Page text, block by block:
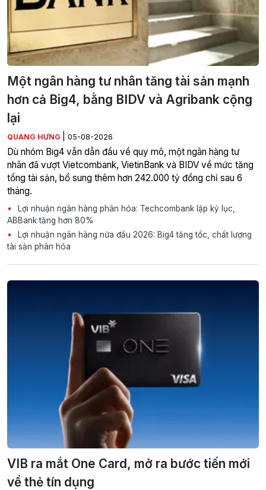
Một ngân hàng tư nhân tăng tài sản mạnh
hơn cả Big4, bằng BIDV và Agribank cộng
lại
QUANG HƯNG 05-08-2026
Dù nhóm Big4 vẫn dẫn đầu về quy mô, một ngân hàng tư
nhân đã vượt Vietcombank, VietinBank và BIDV về mức tăng
tổng tài sản, bổ sung thêm hơn 242.000 tỷ đồng chỉ sau 6
tháng.
Lợi nhuận ngân hàng phân hóa: Techcombank lập kỷ lục,
ABBank tăng hơn 80%
Lợi nhuận ngân hàng nửa đầu 2026: Big4 tăng tốc, chất lượng
tài sản phân hóa
VIB ra mắt One Card, mở ra bước tiến mới
về thẻ tín dụng